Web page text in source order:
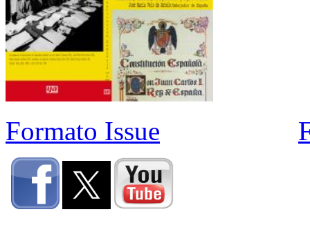
Formato Issue